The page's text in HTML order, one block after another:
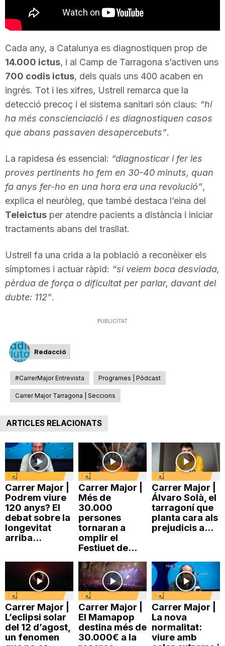
r
r
a
o
n
Cada any, a Catalunya es diagnostiquen prop de
14.000 ictus, i al Camp de Tarragona s’activen uns
700 codis ictus, dels quals uns 400 acaben en
ingrés. Tot i les xifres, Ustrell remarca que la
detecció precoç i el sistema sanitari són claus: “hi
ha més conscienciació i es diagnostiquen casos
que abans passaven desapercebuts”.
La rapidesa és essencial: “diagnosticar i fer les
proves pertinents ho fem en 30-40 minuts, quan
fa anys fer-ho en una hora era una revolució”,
explica el neuròleg, que també destaca l’eina del
Teleictus per atendre pacients a distància i iniciar
tractaments abans del trasllat.
Ustrell fa una crida a la població a reconèixer els
símptomes i actuar ràpid: “si veiem boca desviada,
pèrdua de força o dificultat per parlar, davant del
dubte: 112”.
PUBLICITAT
Redacció
#CarrerMajor Entrevista Programes | Pòdcast
Carrer Major Tarragona | Seccions
ARTICLES RELACIONATS
Carrer Major |
Podrem viure
120 anys? El
debat sobre la
longevitat
arriba...
Carrer Major |
Més de
30.000
persones
tornaran a
omplir el
Festiuet de...
Carrer Major |
Álvaro Solà, el
tarragoní que
planta cara als
prejudicis a...
Carrer Major |
L’eclipsi solar
del 12 d’agost,
un fenomen
Carrer Major |
El Mamapop
destina més de
30.000€ a la
Carrer Major |
La nova
normalitat:
viure amb